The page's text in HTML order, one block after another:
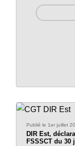
Publié le 1er juillet
DIR Est,
FSSSCT du 30